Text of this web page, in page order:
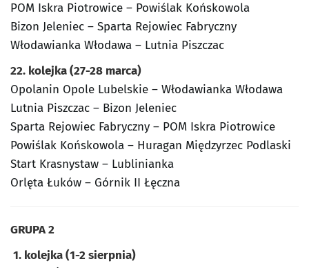
POM Iskra Piotrowice – Powiślak Końskowola
Bizon Jeleniec – Sparta Rejowiec Fabryczny
Włodawianka Włodawa – Lutnia Piszczac
22. kolejka (27-28 marca)
Opolanin Opole Lubelskie – Włodawianka Włodawa
Lutnia Piszczac – Bizon Jeleniec
Sparta Rejowiec Fabryczny – POM Iskra Piotrowice
Powiślak Końskowola – Huragan Międzyrzec Podlaski
Start Krasnystaw – Lublinianka
Orlęta Łuków – Górnik II Łęczna
GRUPA 2
1. kolejka (1-2 sierpnia)